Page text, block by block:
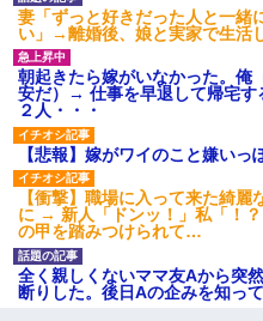
妻「ずっと好きだった人と一緒
い」→離婚後、娘と実家で生活
朝起きたら嫁がいなかった。
安だ）→ 仕事を早退して帰宅す
２人・・・
【悲報】嫁がワイのこと嫌い
【衝撃】職場に入って来た綺
に → 新人「ドンッ！」私「！
の甲を踏みつけられて…
全く親しくないママ友Aから突
断りした。後日Aの企みを知っ